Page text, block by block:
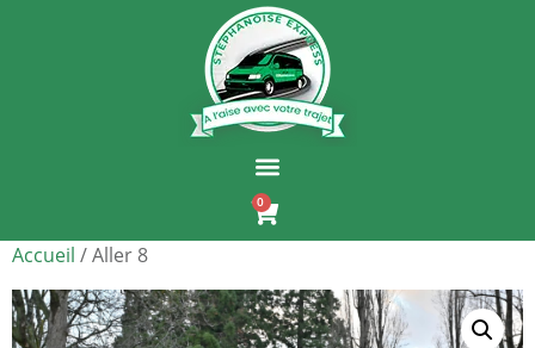
0
Accueil / Aller 8